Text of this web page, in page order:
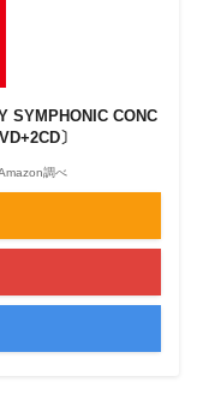
SYMPHONIC CONC
〕
調べ